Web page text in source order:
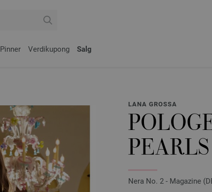
Pinner Verdikupong Salg
LANA GROSSA
PEARLS
Nera No. 2 - Magazine